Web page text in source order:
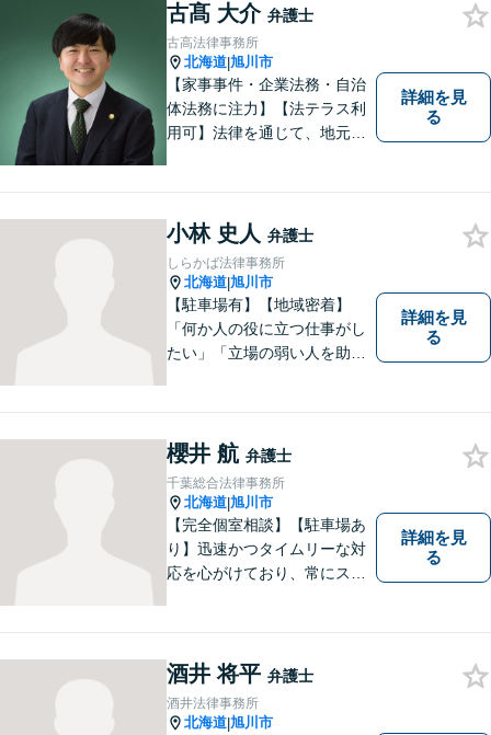
古髙 大介 弁護士
古高法律事務所
北海道|旭川市
【家事事件・企業法務・自治
体法務に注力】【法テラス利
用可】法律を通じて、地元の
る「信頼できる弁護士」を目
指しています。【夜間や休日
相談も対応可能】【旭川市の
総合法律事務所】
詳細を見
る
小林 史人 弁護士
しらかば法律事務所
北海道|旭川市
【駐車場有】【地域密着】
「何か人の役に立つ仕事がし
たい」「立場の弱い人を助け
た、法的サービスの提供を行
います。お気軽にご相談くだ
さい。
詳細を見
る
櫻井 航 弁護士
千葉総合法律事務所
北海道|旭川市
【完全個室相談】【駐車場あ
り】迅速かつタイムリーな対
応を心がけており、常にスム
と感じる方も、まずはお気軽
にご連絡いただければと思い
ます。
詳細を見
る
酒井 将平 弁護士
酒井法律事務所
北海道|旭川市